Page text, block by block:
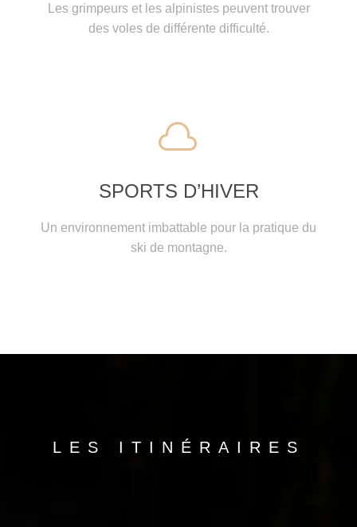
Les grimpeurs et les alpinistes peuvent trouver
des voles de différente difficulté.


SPORTS D’HIVER
Un environnement imbattable pour la pratique du
ski de montagne.
LES ITINÉRAIRES